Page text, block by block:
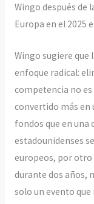
Wingo después de
Europa en el 2025
Wingo sugiere que
enfoque radical:
competencia no
convertido más en
fondos que en una
estadounidenses
europeos, por otro
durante dos años,
solo un evento que